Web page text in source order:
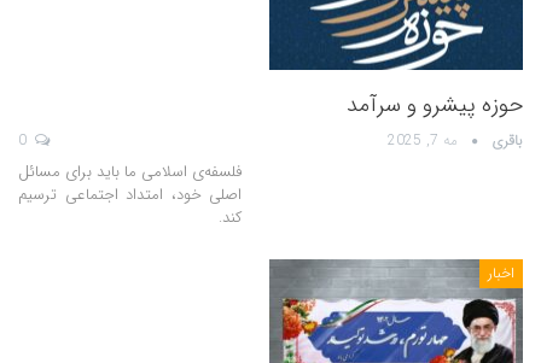
حوزه پیشرو و سرآمد
باقری مه 7, 2025
فلسفه‌ی اسلامی ما باید برای مسائل
اصلی خود، امتداد اجتماعی ترسیم
کند.
اخبار